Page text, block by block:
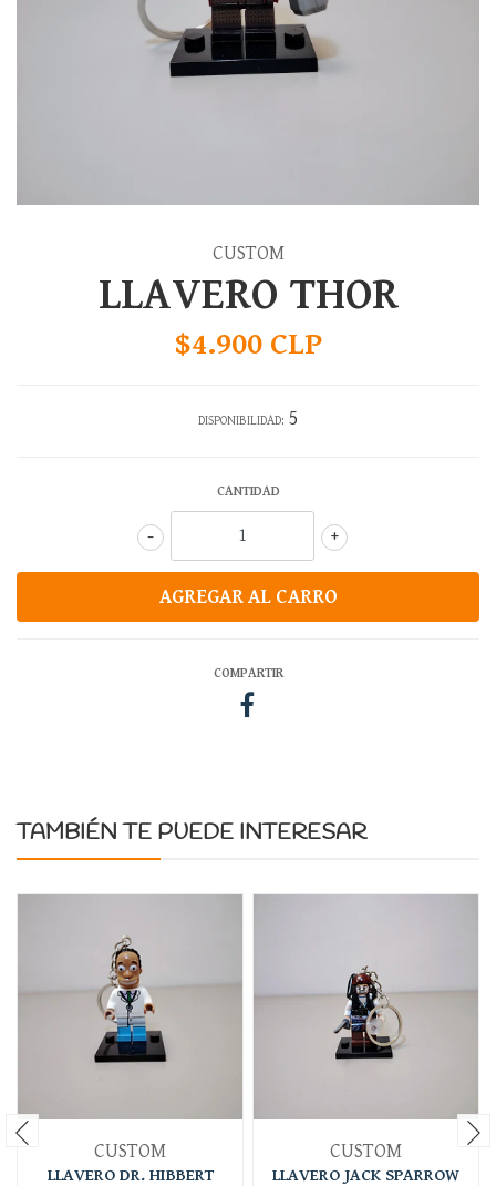
CUSTOM
LLAVERO THOR
$4.900 CLP
DISPONIBILIDAD: 5
CANTIDAD
+
-
COMPARTIR
TAMBIÉN TE PUEDE INTERESAR
CUSTOM
LLAVERO DR. HIBBERT
CUSTOM
LLAVERO JACK SPARROW